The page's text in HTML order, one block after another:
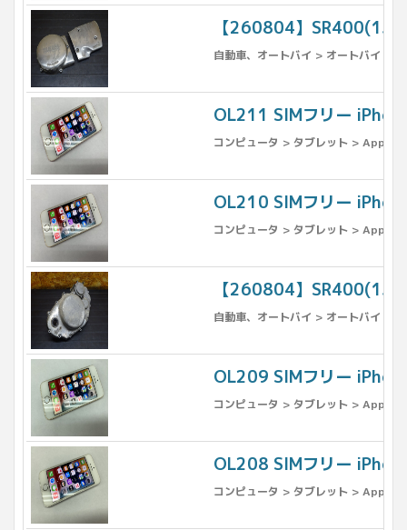
【260804】
自動車、オートバイ > オートバイ >
OL211 SIMフリー
コンピュータ > タブレット > Apple
OL210 SIMフリー
コンピュータ > タブレット > Apple
【260804】
自動車、オートバイ > オートバイ >
OL209 SIMフリー
コンピュータ > タブレット > Apple
OL208 SIMフリー
コンピュータ > タブレット > Apple